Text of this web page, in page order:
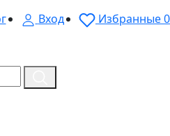
Вход Избранные0